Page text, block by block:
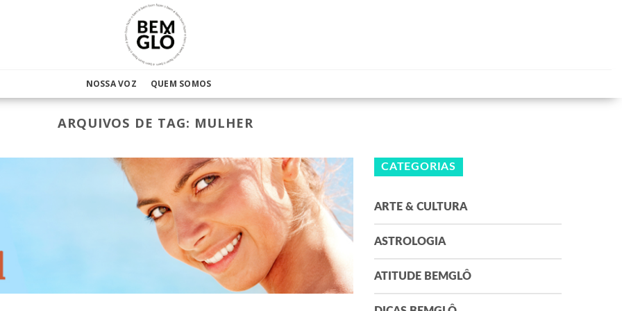
NOSSA VOZ QUEM SOMOS
ARQUIVOS DE TAG: MULHER
CATEGORIAS
ARTE & CULTURA
ASTROLOGIA
ATITUDE BEMGLÔ